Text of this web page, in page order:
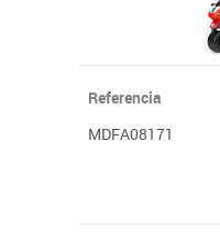
Referencia
MDFA08171